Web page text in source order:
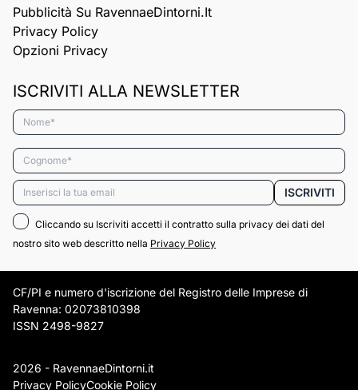
Pubblicità Su RavennaeDintorni.it
Privacy Policy
Opzioni Privacy
ISCRIVITI ALLA NEWSLETTER
Nome*
Cognome*
Email* ISCRIVITI
Cliccando su Iscriviti accetti il contratto sulla privacy dei dati del
nostro sito web descritto nella Privacy Policy
CF/PI e numero d'iscrizione del Registro delle Imprese di
Ravenna: 02073810398
ISSN 2498-9827
2026 - RavennaeDintorni.it
Privacy PolicyCookie Policy